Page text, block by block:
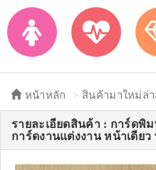
หน้าหลัก สินค้ามาใหม่ล่
รายละเอียดสินค้า : การ์ดพิ
การ์ดงานแต่งงาน หน้าเดีย